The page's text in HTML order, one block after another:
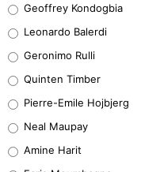
38%
32%
5%
1%
Geoffrey Kondogbia
Leonardo Balerdi
Geronimo Rulli
Quinten Timber
Pierre-Emile Hojbjerg
Neal Maupay
Amine Harit